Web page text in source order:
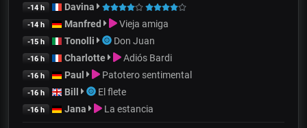
-14 h Davina
-14 h Manfred Vieja amiga
-15 h Tonolli Don Juan
-16 h Charlotte Adiós Bardi
-16 h Paul Patotero sentimental
-16 h Bill El flete
-16 h Jana La estancia